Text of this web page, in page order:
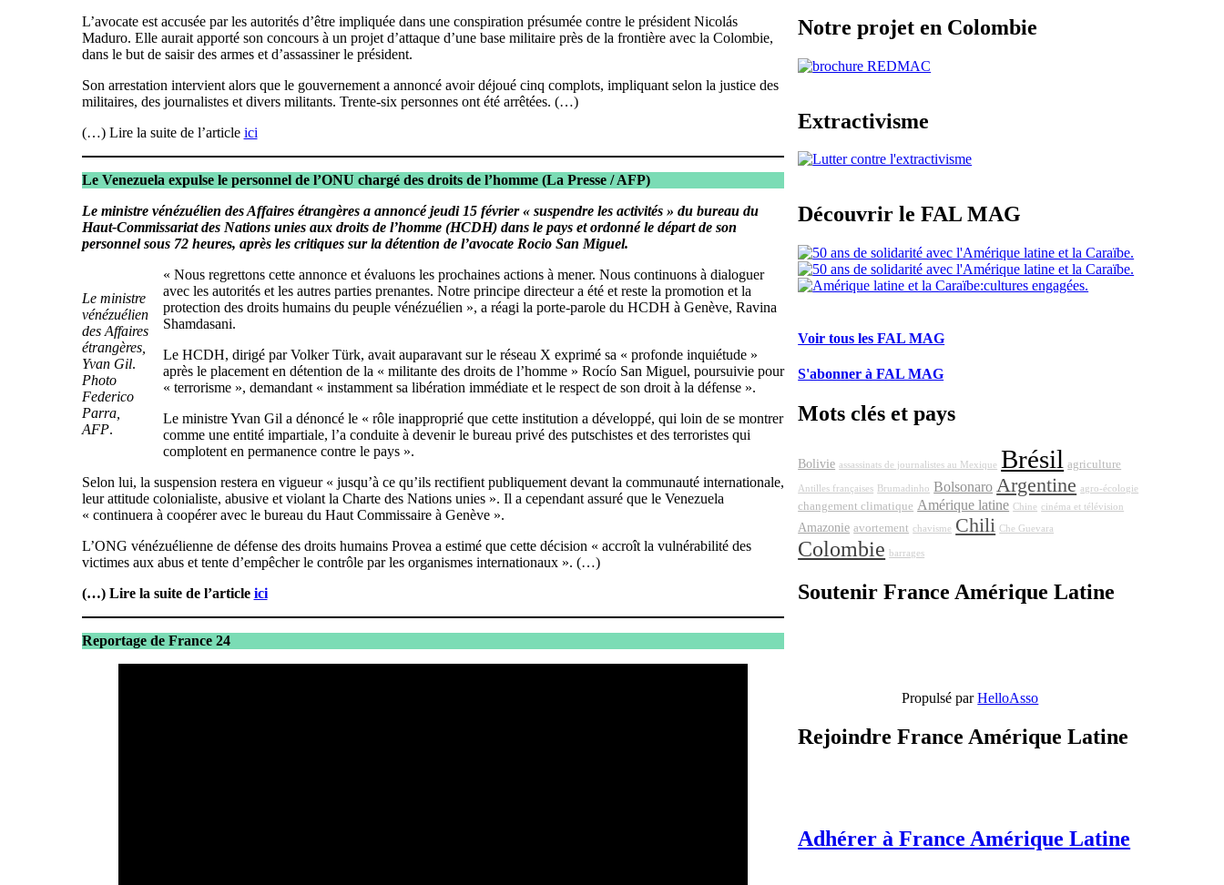
L’avocate est accusée par les autorités d’être impliquée dans une conspiration présumée contre le président Nicolás
Maduro. Elle aurait apporté son concours à un projet d’attaque d’une base militaire près de la frontière avec la Colombie,
dans le but de saisir des armes et d’assassiner le président.
Son arrestation intervient alors que le gouvernement a annoncé avoir déjoué cinq complots, impliquant selon la justice des
militaires, des journalistes et divers militants. Trente-six personnes ont été arrêtées. (…)
(…) Lire la suite de l’article ici
Le Venezuela expulse le personnel de l’ONU chargé des droits de l’homme (La Presse / AFP)
Le ministre vénézuélien des Affaires étrangères a annoncé jeudi 15 février « suspendre les activités » du bureau du
Haut-Commissariat des Nations unies aux droits de l’homme (HCDH) dans le pays et ordonné le départ de son
personnel sous 72 heures, après les critiques sur la détention de l’avocate Rocio San Miguel.
Le ministre
vénézuélien
des Affaires
étrangères,
Yvan Gil.
Photo
Federico
Parra,
AFP.
« Nous regrettons cette annonce et évaluons les prochaines actions à mener. Nous continuons à dialoguer
avec les autorités et les autres parties prenantes. Notre principe directeur a été et reste la promotion et la
protection des droits humains du peuple vénézuélien », a réagi la porte-parole du HCDH à Genève, Ravina
Shamdasani.
Le HCDH, dirigé par Volker Türk, avait auparavant sur le réseau X exprimé sa « profonde inquiétude »
après le placement en détention de la « militante des droits de l’homme » Rocío San Miguel, poursuivie pour
« terrorisme », demandant « instamment sa libération immédiate et le respect de son droit à la défense ».
Le ministre Yvan Gil a dénoncé le « rôle inapproprié que cette institution a développé, qui loin de se montrer
comme une entité impartiale, l’a conduite à devenir le bureau privé des putschistes et des terroristes qui
complotent en permanence contre le pays ».
Selon lui, la suspension restera en vigueur « jusqu’à ce qu’ils rectifient publiquement devant la communauté internationale,
leur attitude colonialiste, abusive et violant la Charte des Nations unies ». Il a cependant assuré que le Venezuela
« continuera à coopérer avec le bureau du Haut Commissaire à Genève ».
L’ONG vénézuélienne de défense des droits humains Provea a estimé que cette décision « accroît la vulnérabilité des
victimes aux abus et tente d’empêcher le contrôle par les organismes internationaux ». (…)
(…) Lire la suite de l’article ici
Reportage de France 24
Notre projet en Colombie
Extractivisme
Découvrir le FAL MAG
Voir tous les FAL MAG
S'abonner à FAL MAG
Mots clés et pays
Bolivie assassinats de journalistes au Mexique Brésil agriculture
Antilles françaises Brumadinho Bolsonaro Argentine agro-écologie
changement climatique Amérique latine Chine cinéma et télévision
Amazonie avortement chavisme Chili Che Guevara
Colombie barrages
Soutenir France Amérique Latine
Propulsé parHelloAsso
Rejoindre France Amérique Latine
Adhérer à France Amérique Latine